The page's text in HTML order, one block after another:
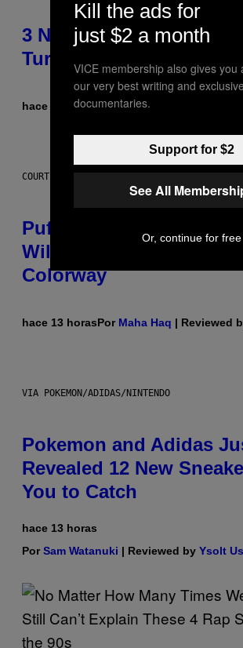
3 No-Skip Britpop
Turning 30 This Year
hace 12 horasPorDan Milam
COURTESY OF PUFFCO
Puffco Went Full Gamer
Wild New Plasma Peak
Colorway
hace 13 horasPor Maha Haq | Reviewed
VIA POKEMON/ADIDAS/NINTENDO
Pokemon and Adidas
Revealed 12 New
You to Catch
hace 13 horas
PorSam Watanuki | Reviewed by Ysolt
Kill the ads for
just $2 a month
VICE membership also gives you
our very best writing and
documentaries.
Support for $2
See All
Or, continue for free